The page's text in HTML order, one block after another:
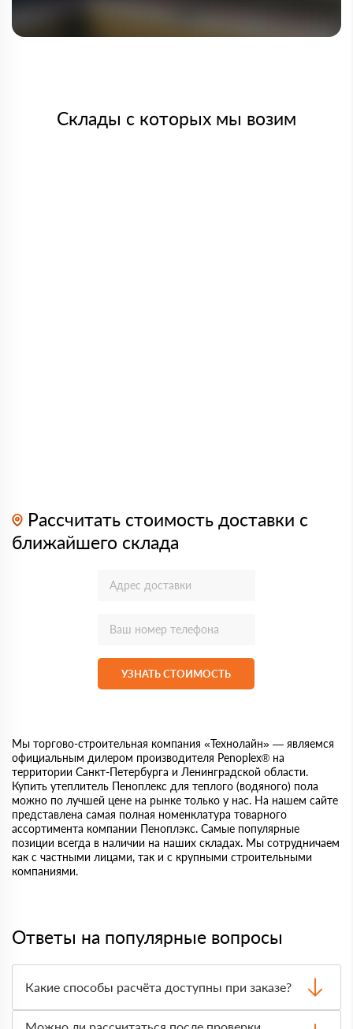
Склады с которых мы возим
Рассчитать стоимость доставки с
ближайшего склада
УЗНАТЬ СТОИМОСТЬ
Мы торгово-строительная компания «Технолайн» — являемся
официальным дилером производителя Penoplex® на
территории Санкт-Петербурга и Ленинградской области.
Купить утеплитель Пеноплекс для теплого (водяного) пола
можно по лучшей цене на рынке только у нас. На нашем сайте
представлена самая полная номенклатура товарного
ассортимента компании Пеноплэкс. Самые популярные
позиции всегда в наличии на наших складах. Мы сотрудничаем
как с частными лицами, так и с крупными строительными
компаниями.
Ответы на популярные вопросы
Какие способы расчёта доступны при заказе?